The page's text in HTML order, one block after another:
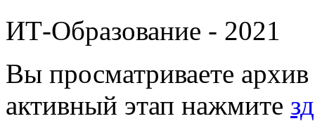
ИТ-Образование - 2021
Вы просматриваете
активный этап нажмите